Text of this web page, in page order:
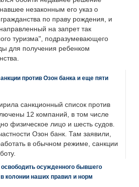
незаконным его указ о
по праву рождения, и
на запрет так
туризма", подразумевающего
для получения ребенком
против Озон банка и еще пяти
санкционный список против
12 компаний, в том числе
физическое лицо и шесть судов.
Озон банк. Там заявили,
в обычном режиме, санкции
осужденного бывшего
колонии наших правил и норм